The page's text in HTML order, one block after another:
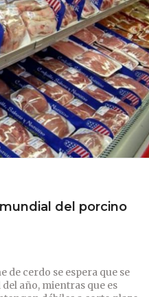
del porcino
cerdo se espera que se
año, mientras que es